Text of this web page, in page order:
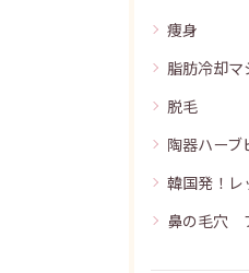
痩身
脂肪冷却マ
脱毛
陶器ハーブ
韓国発！レ
鼻の毛穴